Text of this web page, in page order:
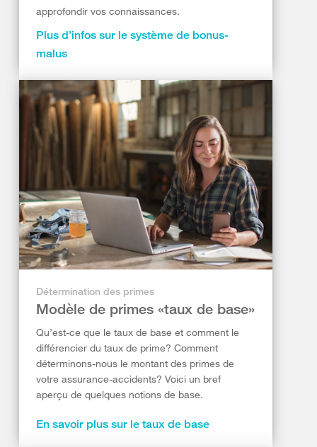
approfondir vos connaissances.
Plus d’infos sur le système de bonus-
malus
Détermination des primes
Modèle de primes «taux de base»
Qu’est-ce que le taux de base et comment le
différencier du taux de prime? Comment
déterminons-nous le montant des primes de
votre assurance-accidents? Voici un bref
aperçu de quelques notions de base.
En savoir plus sur le taux de base